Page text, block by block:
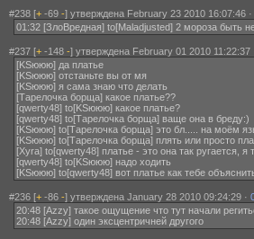
#238 [+ -69 -] утверждена February 23 2010 16:07:46 ·
01:32 [ЗлоВредная] to[Maladjusted] 2 мороза быть
#237 [+ -148 -] утверждена February 01 2010 11:22:37
[KSююю] да платье
[KSююю] отстаньте вы от мя
[KSююю] я сама знаю что делать
[Тарелочка борща] какое платье??
[qwerty48] to[KSююю] какое платье?
[qwerty48] to[Тарелочка борща] ваще она в бреду:)
[KSююю] to[Тарелочка борща] это бл..... на моём
[KSююю] to[Тарелочка борща] плять или просто
[Xyra] to[qwerty48] платье - это она так ругается, я
[qwerty48] to[KSююю] надо ходить
[KSююю] to[qwerty48] вот платье как тебе
#236 [+ -86 -] утверждена January 28 2010 09:24:29 ·
20:48 [Azzy] такое ощущение что тут начали
20:48 [Azzy] один эксцентричней другого